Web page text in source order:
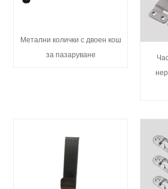
Метални колички с двоен кош
за пазаруване